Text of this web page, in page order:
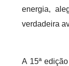
energia,
verdadeira
A 15ª